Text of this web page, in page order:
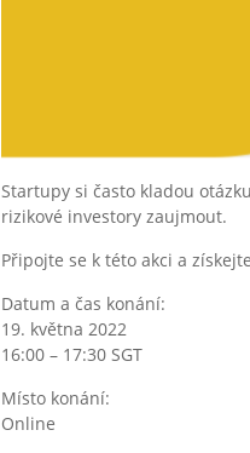
Startupy si často kladou
rizikové investory zaujmout.
Připojte se k této akci a
Datum a čas konání:
19. května 2022
16:00 – 17:30 SGT
Místo konání:
Online